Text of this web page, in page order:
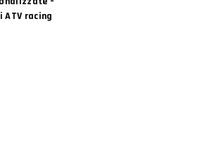
racing